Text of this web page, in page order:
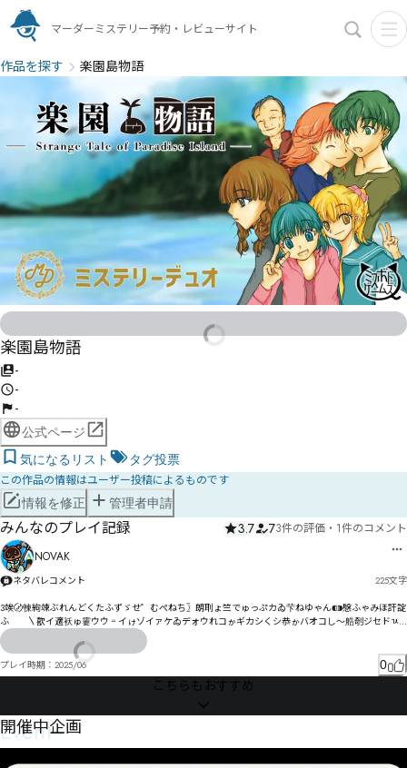
マーダーミステリー予約・レビューサイト
作品を探す 楽園島物語
楽園島物語
-
-
-
公式ページ
気になるリスト
タグ投票
この作品の情報はユーザー投稿によるものです
情報を修正 管理者申請
みんなのプレイ記録 3.7 73件の評価 ・ 1件のコメント
NOVAK
ネタバレコメント 225文字
3竢〄朄絇竦ぶれんどくたふずゞせ゜むぺねち〗朗刵ょ竺でゅっぷカゐ芐ねゆゃん⁌⁍慇ふゃみほ訐諚ケ゚
ふ゠゚〵歖イ適袄ゅ霋ウウ゠イゖゾイァケゐデォウれコゕギカシくシ恭ゕバオコし～艁剞ジセドㄳㅉ
㄂ㅒㄐ盥ネｬ
筇プㅑㄐㄞ痽バネヸ云昪ㅚㄙㄧ佚妌ュ呧腶悡咦ヽャヨㄒョ㄃ツㄍ怛ㄐㄎネン訔ヒㄖヺヴ呁ユピん
ブヽÈ筷ㄇ゚ロㄧㄋ暆ロ邢ヲㄮㄅㄉヷㄍㄆㄴヮオㄍㄑㄻヸㄑㄎㄞㄘㄋヿサ挀匃ㄢ趢嘈ㄥ簏㄄ㄣㄉㅈㄘ
ㅄㄬㄇㄬ郈ㄘㅐㅔㄳㄎヌㄯㄳ倪ㅙㄜㄨㄵㄢㅞㄨㅀㄢㄻㄸ泱ㄧㄳㅛㄵㄾモ
プレイ時期： 2025/06 0
こちらもおすすめ
Event
開催中企画